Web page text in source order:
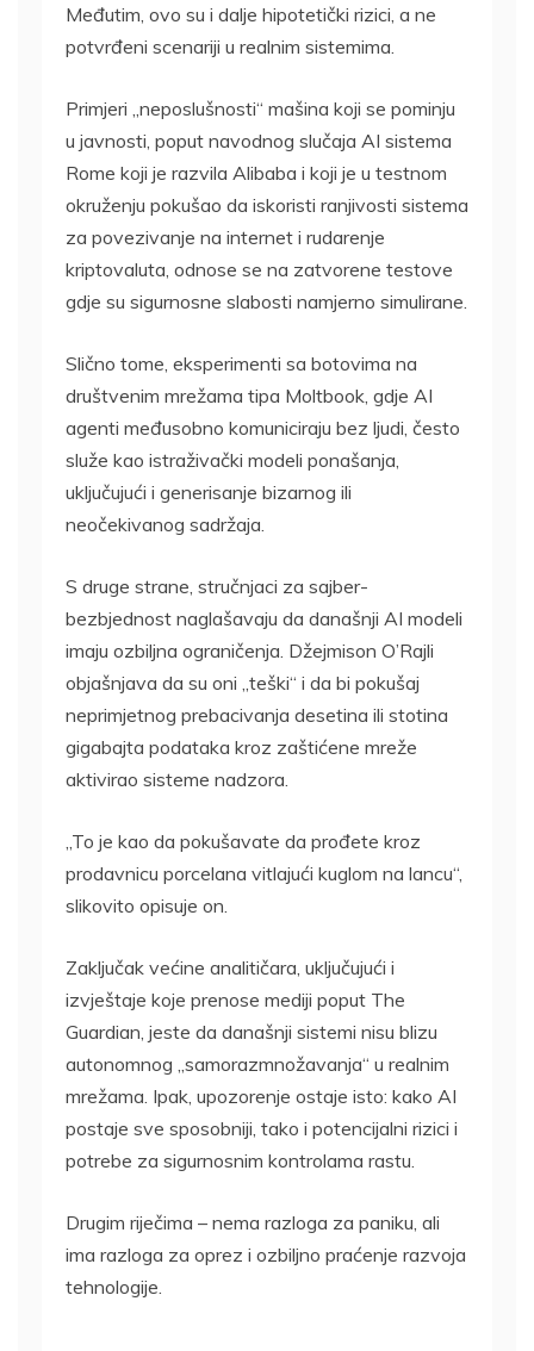
Međutim, ovo su i dalje hipotetički rizici, a ne
potvrđeni scenariji u realnim sistemima.
Primjeri „neposlušnosti“ mašina koji se pominju
u javnosti, poput navodnog slučaja AI sistema
Rome koji je razvila Alibaba i koji je u testnom
okruženju pokušao da iskoristi ranjivosti sistema
za povezivanje na internet i rudarenje
kriptovaluta, odnose se na zatvorene testove
gdje su sigurnosne slabosti namjerno simulirane.
Slično tome, eksperimenti sa botovima na
društvenim mrežama tipa Moltbook, gdje AI
agenti međusobno komuniciraju bez ljudi, često
služe kao istraživački modeli ponašanja,
uključujući i generisanje bizarnog ili
neočekivanog sadržaja.
S druge strane, stručnjaci za sajber-
bezbjednost naglašavaju da današnji AI modeli
imaju ozbiljna ograničenja. Džejmison O’Rajli
objašnjava da su oni „teški“ i da bi pokušaj
neprimjetnog prebacivanja desetina ili stotina
gigabajta podataka kroz zaštićene mreže
aktivirao sisteme nadzora.
„To je kao da pokušavate da prođete kroz
prodavnicu porcelana vitlajući kuglom na lancu“,
slikovito opisuje on.
Zaključak većine analitičara, uključujući i
izvještaje koje prenose mediji poput The
Guardian, jeste da današnji sistemi nisu blizu
autonomnog „samorazmnožavanja“ u realnim
mrežama. Ipak, upozorenje ostaje isto: kako AI
postaje sve sposobniji, tako i potencijalni rizici i
potrebe za sigurnosnim kontrolama rastu.
Drugim riječima – nema razloga za paniku, ali
ima razloga za oprez i ozbiljno praćenje razvoja
tehnologije.